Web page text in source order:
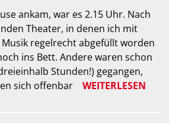
ankam, war es 2.15 Uhr. Nach
Theater, in denen ich mit
regelrecht abgefüllt worden
ins Bett. Andere waren schon
Stunden!) gegangen,
sich offenbar
WEITERLESEN